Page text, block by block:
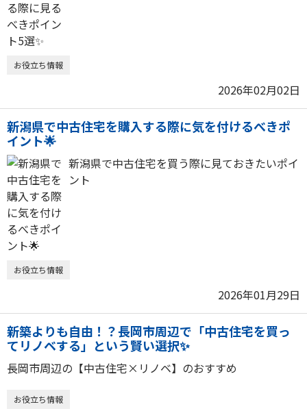
お役立ち情報
2026年02月02日
新潟県で中古住宅を購入する際に気を付けるべきポ
イント🌟
新潟県で中古住宅を買う際に見ておきたいポイ
ント
お役立ち情報
2026年01月29日
新築よりも自由！？長岡市周辺で「中古住宅を買っ
てリノベする」という賢い選択✨
長岡市周辺の【中古住宅×リノベ】のおすすめ
お役立ち情報